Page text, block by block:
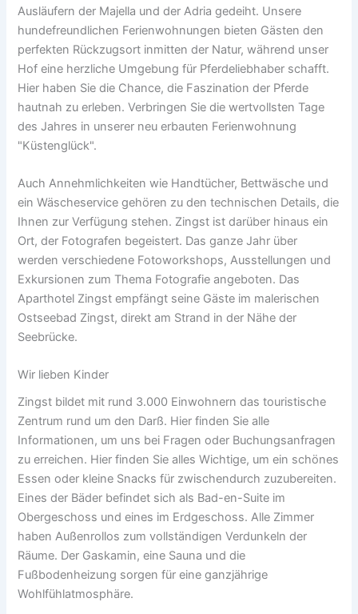
Ausläufern der Majella und der Adria gedeiht. Unsere
hundefreundlichen Ferienwohnungen bieten Gästen den
perfekten Rückzugsort inmitten der Natur, während unser
Hof eine herzliche Umgebung für Pferdeliebhaber schafft.
Hier haben Sie die Chance, die Faszination der Pferde
hautnah zu erleben. Verbringen Sie die wertvollsten Tage
des Jahres in unserer neu erbauten Ferienwohnung
"Küstenglück".
Auch Annehmlichkeiten wie Handtücher, Bettwäsche und
ein Wäscheservice gehören zu den technischen Details, die
Ihnen zur Verfügung stehen. Zingst ist darüber hinaus ein
Ort, der Fotografen begeistert. Das ganze Jahr über
werden verschiedene Fotoworkshops, Ausstellungen und
Exkursionen zum Thema Fotografie angeboten. Das
Aparthotel Zingst empfängt seine Gäste im malerischen
Ostseebad Zingst, direkt am Strand in der Nähe der
Seebrücke.
Wir lieben Kinder
Zingst bildet mit rund 3.000 Einwohnern das touristische
Zentrum rund um den Darß. Hier finden Sie alle
Informationen, um uns bei Fragen oder Buchungsanfragen
zu erreichen. Hier finden Sie alles Wichtige, um ein schönes
Essen oder kleine Snacks für zwischendurch zuzubereiten.
Eines der Bäder befindet sich als Bad-en-Suite im
Obergeschoss und eines im Erdgeschoss. Alle Zimmer
haben Außenrollos zum vollständigen Verdunkeln der
Räume. Der Gaskamin, eine Sauna und die
Fußbodenheizung sorgen für eine ganzjährige
Wohlfühlatmosphäre.